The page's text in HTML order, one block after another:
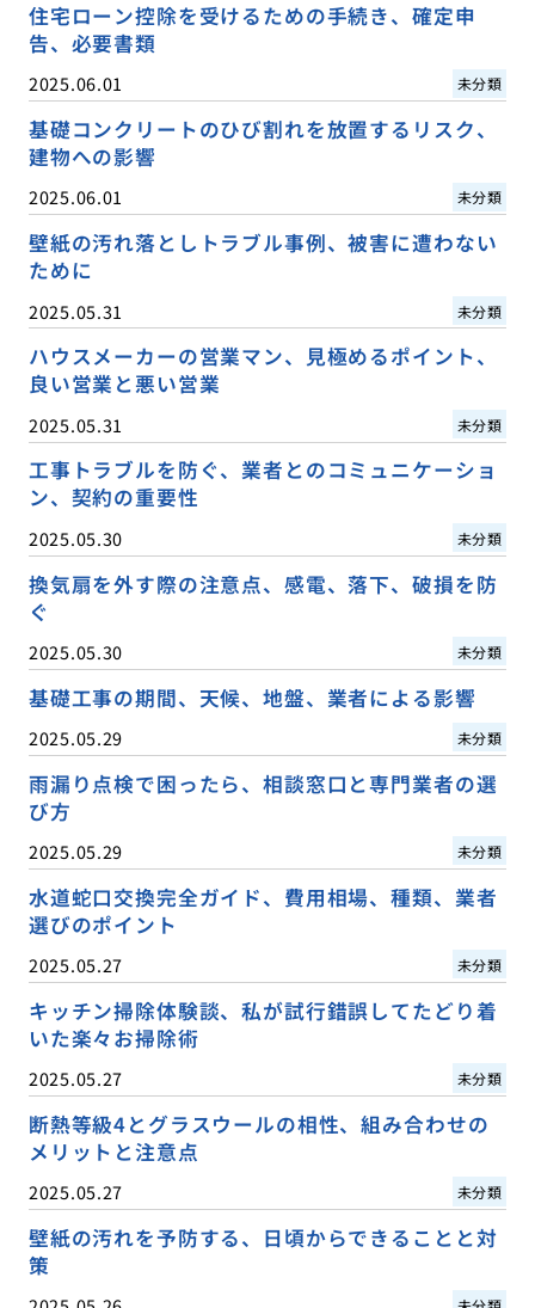
住宅ローン控除を受けるための手続き、確定申
告、必要書類
2025.06.01 未分類
基礎コンクリートのひび割れを放置するリスク、
建物への影響
2025.06.01 未分類
壁紙の汚れ落としトラブル事例、被害に遭わない
ために
2025.05.31 未分類
ハウスメーカーの営業マン、見極めるポイント、
良い営業と悪い営業
2025.05.31 未分類
工事トラブルを防ぐ、業者とのコミュニケーショ
ン、契約の重要性
2025.05.30 未分類
換気扇を外す際の注意点、感電、落下、破損を防
ぐ
2025.05.30 未分類
基礎工事の期間、天候、地盤、業者による影響
2025.05.29 未分類
雨漏り点検で困ったら、相談窓口と専門業者の選
び方
2025.05.29 未分類
水道蛇口交換完全ガイド、費用相場、種類、業者
選びのポイント
2025.05.27 未分類
キッチン掃除体験談、私が試行錯誤してたどり着
いた楽々お掃除術
2025.05.27 未分類
断熱等級4とグラスウールの相性、組み合わせの
メリットと注意点
2025.05.27 未分類
壁紙の汚れを予防する、日頃からできることと対
策